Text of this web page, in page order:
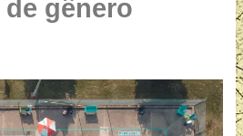
e
gênero